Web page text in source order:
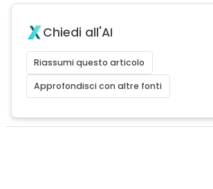
Chiedi all'AI
Riassumi questo articolo
Approfondisci con altre fonti